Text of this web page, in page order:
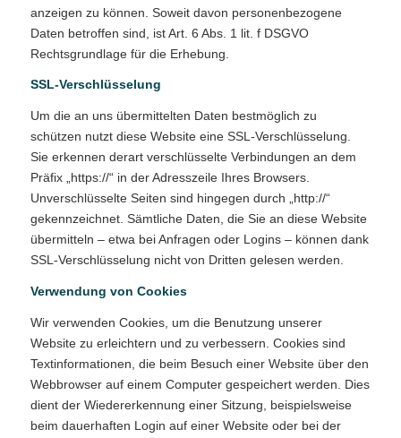
anzeigen zu können. Soweit davon personenbezogene
Daten betroffen sind, ist Art. 6 Abs. 1 lit. f DSGVO
Rechtsgrundlage für die Erhebung.
SSL-Verschlüsselung
Um die an uns übermittelten Daten bestmöglich zu
schützen nutzt diese Website eine SSL-Verschlüsselung.
Sie erkennen derart verschlüsselte Verbindungen an dem
Präfix „https://“ in der Adresszeile Ihres Browsers.
Unverschlüsselte Seiten sind hingegen durch „http://“
gekennzeichnet. Sämtliche Daten, die Sie an diese Website
übermitteln – etwa bei Anfragen oder Logins – können dank
SSL-Verschlüsselung nicht von Dritten gelesen werden.
Verwendung von Cookies
Wir verwenden Cookies, um die Benutzung unserer
Website zu erleichtern und zu verbessern. Cookies sind
Textinformationen, die beim Besuch einer Website über den
Webbrowser auf einem Computer gespeichert werden. Dies
dient der Wiedererkennung einer Sitzung, beispielsweise
beim dauerhaften Login auf einer Website oder bei der